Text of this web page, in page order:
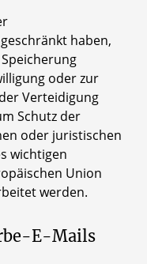
haben,
oder zur
Verteidigung
Schutz der
oder juristischen
wichtigen
Union
werden.
E-Mails